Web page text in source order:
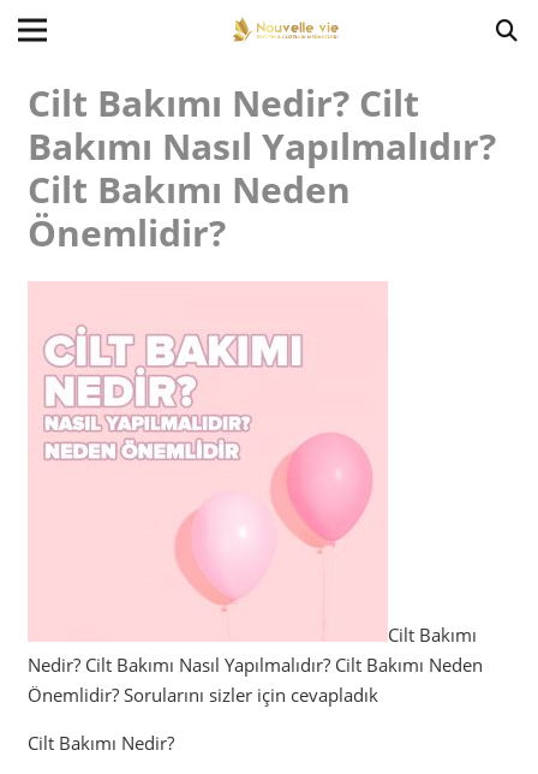
Cilt Bakımı Nedir? Cilt
Bakımı Nasıl Yapılmalıdır?
Cilt Bakımı Neden
Önemlidir?
Cilt Bakımı
Nedir? Cilt Bakımı Nasıl Yapılmalıdır? Cilt Bakımı Neden
Önemlidir? Sorularını sizler için cevapladık
Cilt Bakımı Nedir?